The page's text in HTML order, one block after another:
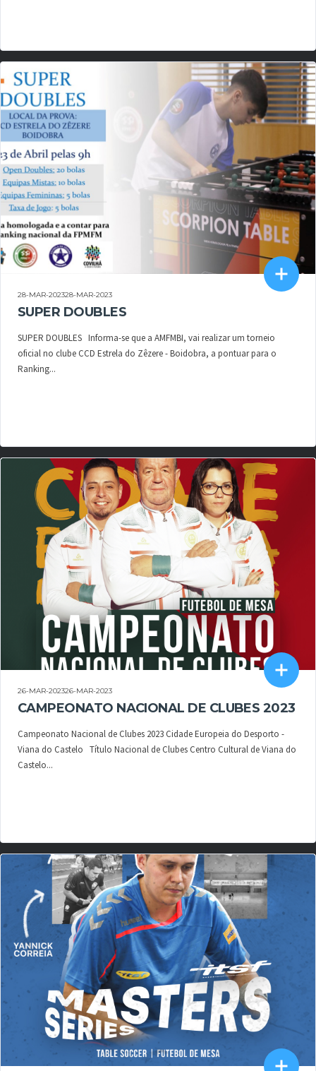
28-MAR-202328-MAR-2023
SUPER DOUBLES
SUPER DOUBLES Informa-se que a AMFMBI, vai realizar um torneio
oficial no clube CCD Estrela do Zêzere - Boidobra, a pontuar para o
Ranking...
26-MAR-202326-MAR-2023
CAMPEONATO NACIONAL DE CLUBES 2023
Campeonato Nacional de Clubes 2023 Cidade Europeia do Desporto -
Viana do Castelo Título Nacional de Clubes Centro Cultural de Viana do
Castelo...